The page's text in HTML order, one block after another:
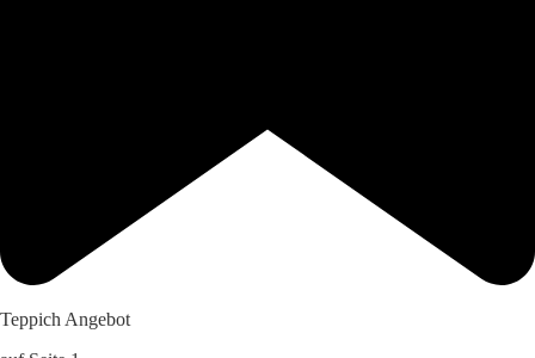
Teppich Angebot